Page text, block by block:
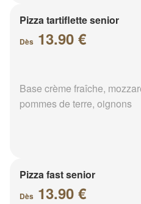
Pizza tartiflette senior
Dès 13.90 €
Base crème fraîche,
pommes de terre, oignons
Pizza fast senior
Dès 13.90 €